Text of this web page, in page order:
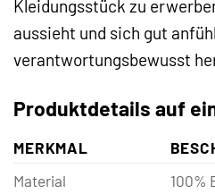
Kleidungsstück zu
aussieht und sich gut
verantwortungsbewusst
Produktdetails auf
MERKMAL
Material
100%